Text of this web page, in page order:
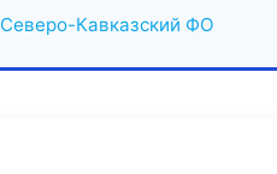
Северо-Кавказский ФО